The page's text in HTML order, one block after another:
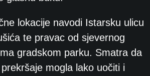
lokacije navodi Istarsku ulicu
te pravac od sjevernog
gradskom parku. Smatra da
mogla lako uočiti i